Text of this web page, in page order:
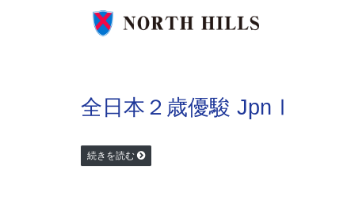
全日本２歳優駿 JpnⅠ
続きを読む